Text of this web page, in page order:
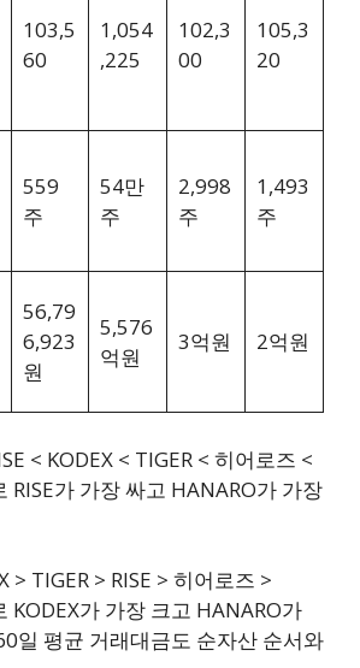
103,5
60
1,054
,225
102,3
00
105,3
20
559
주
54만
주
2,998
주
1,493
주
56,79
6,923
원
5,576
억원
3억원 2억원
< KODEX < TIGER < 히어로즈 <
RISE가 가장 싸고 HANARO가 가장
> TIGER > RISE > 히어로즈 >
KODEX가 가장 크고 HANARO가
일 평균 거래대금도 순자산 순서와